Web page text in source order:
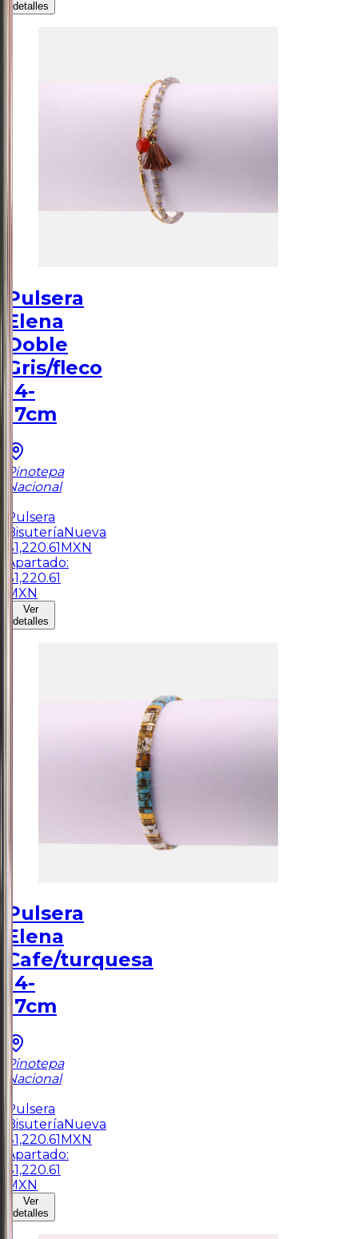
detalles
Pulsera
Elena
Doble
Gris/fleco
14-
17cm
Pinotepa
Nacional
Pulsera
BisuteríaNueva
$1,220.61MXN
Apartado:
$1,220.61
MXN
Ver
detalles
Pulsera
Elena
Cafe/turquesa
14-
17cm
Pinotepa
Nacional
Pulsera
BisuteríaNueva
$1,220.61MXN
Apartado:
$1,220.61
MXN
Ver
detalles